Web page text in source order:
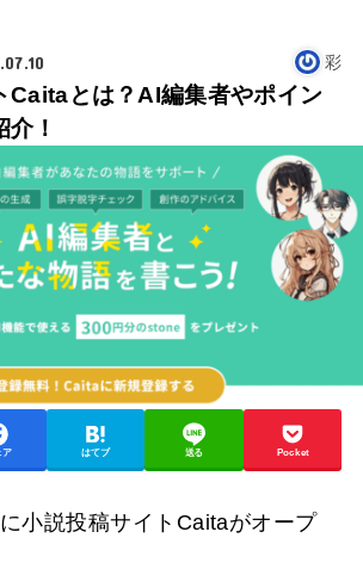
彩
Caitaとは？AI編集者やポイン
介！
ア はてブ 送る Pocket
小説投稿サイトCaitaがオープ